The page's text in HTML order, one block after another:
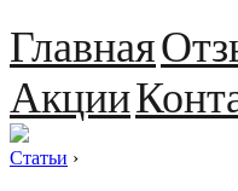
Главная
Акции
Статьи ›